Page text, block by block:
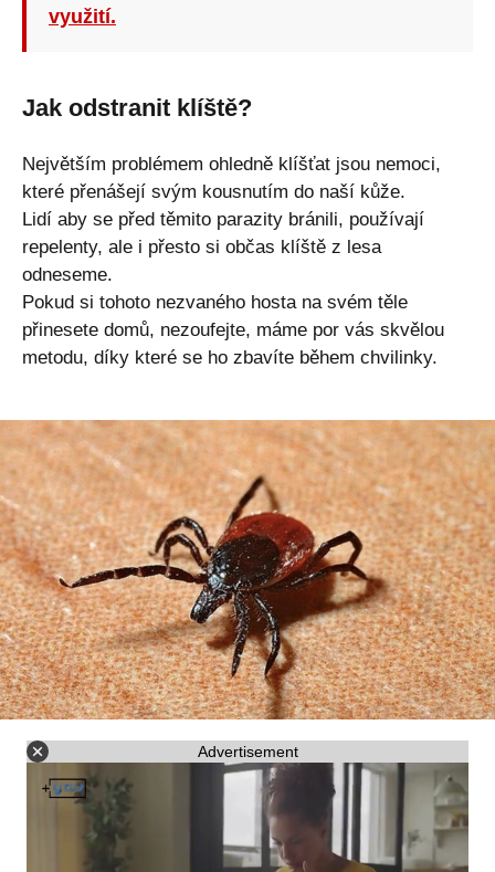
využití.
Jak odstranit klíště?
Největším problémem ohledně klíšťat jsou nemoci,
které přenášejí svým kousnutím do naší kůže.
Lidí aby se před těmito parazity bránili, používají
repelenty, ale i přesto si občas klíště z lesa
odneseme.
Pokud si tohoto nezvaného hosta na svém těle
přinesete domů, nezoufejte, máme por vás skvělou
metodu, díky které se ho zbavíte během chvilinky.
Advertisement